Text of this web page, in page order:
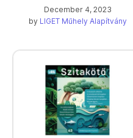
December 4, 2023
by LIGET Műhely Alapítvány